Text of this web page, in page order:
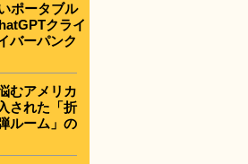
ポータブル
クライ
バーパンク
むアメリカ
された「折
ルーム」の